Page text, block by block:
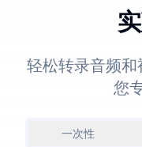
轻松转录音频
您
一次性